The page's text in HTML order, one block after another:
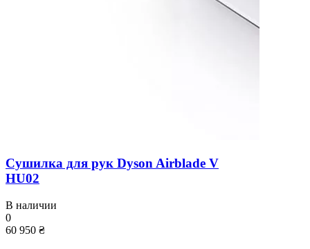
Сушилка для рук Dyson Airblade V
HU02
В наличии
0
60 950 ₴